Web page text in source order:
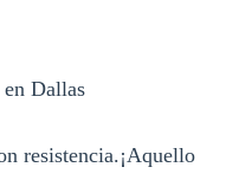
Dallas
resistencia.¡Aquello